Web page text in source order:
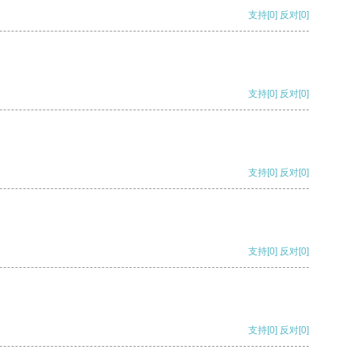
支持[0] 反对[0]
支持[0] 反对[0]
支持[0] 反对[0]
支持[0] 反对[0]
支持[0] 反对[0]